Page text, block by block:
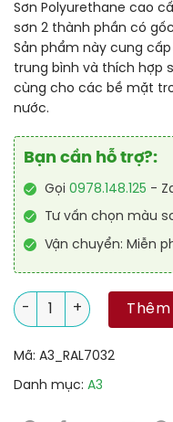
Sơn Polyurethane cao
sơn 2 thành phần có
Sản phẩm này cung
trung bình và thích hợp
cùng cho các bề mặt
nước.
Bạn cần hỗ trợ?:
Gọi 0978.148.125 -
Tư vấn chọn màu
Vận chuyển: Miễn
Sơn Polyurethane cao
Mã: A3_RAL7032
Danh mục: A3